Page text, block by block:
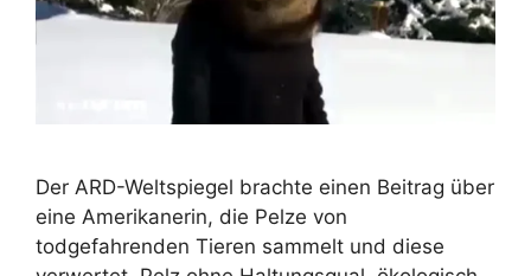
Der ARD-Weltspiegel brachte einen Beitrag über
eine Amerikanerin, die Pelze von
todgefahrenden Tieren sammelt und diese